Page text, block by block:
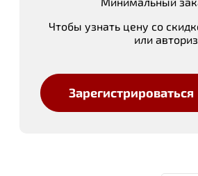
Чтобы узнать цену со
или
Зарегистрироваться